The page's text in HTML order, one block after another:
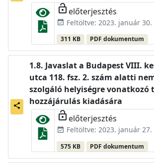
lock_open előterjesztés
event_available Feltöltve: 2023. január 30.
311 KB PDF dokumentum
share
Javaslat a Budapest VIII.
utca 118. fsz. 2. szám alatti
szolgáló helyiségre vonatkozó
hozzájárulás kiadására
lock_open előterjesztés
event_available Feltöltve: 2023. január 27.
575 KB PDF dokumentum